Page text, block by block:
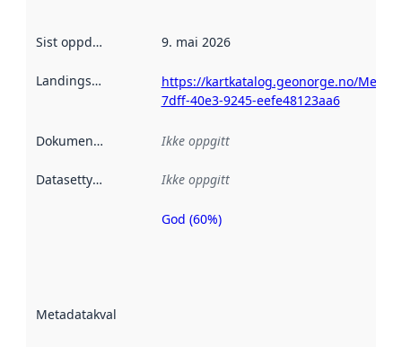
Sist oppdatert 9. mai 2026
Landingsside
https://kartkatalog.geonorge.no/
7dff-40e3-9245-eefe48123aa6
Dokumentasjon Ikke oppgitt
Datasettype Ikke oppgitt
Metadatakvalitet
Metadatakvalitet
God (60%)